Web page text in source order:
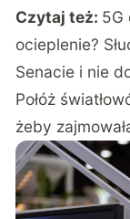
Czytaj też: 5G
ocieplenie?
Senacie i nie
Połóż
żeby